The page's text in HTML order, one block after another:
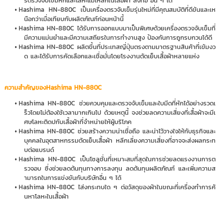
Hashima HN-880C เป็นเครื่องตรวจับเข็มรุ่นใหม่ที่มีคุณสมบัติที่ดีข้นและเห
นือกว่าเมื่อเทียบกับผลิตภัณฑ์ก่อนหน้านี้
Hashima HN-880C ได้รับการออกแบบมาเป็นพิเศษด้วยเครื่องตรวจจับเข็มที่
มีความแม่นยำและมีความเสถียรในการทำงานสูง ป้องกันการถูกรบกวนได้ดี
Hashima HN-880C ผลิตขึ้นที่ประเทสญี่ปุ่นตรงตามมาตรฐานสินค้าที่เข้มงว
ด และได้รับการคัดเลือกและเชื่อมั่นโดยโรงงานตัดเย็บเสื้อผ้าหลายแห่ง
ความสำคัญของHashima HN-880C
Hashima HN-880C ช่วยควบคุมและตรวจจับเข็มและใบมีดที่หักได้อย่างรวดเ
ร็วโดยไม่ต้องใช้เวลามากเกินไป ด้วยเหตุนี้ จงช่วยลดความเสี่ยงที่เสื้อผ้าจะมีเ
ศษโลหะติดปกับเสื้อผ้าที่จำหน่ายให้ผู้บริโภค
Hashima HN-880C ช่วยสร้างความน่าเชื่อถือ และน่าไว้วางใจให้กับธุรกิจและ
บุคคลในอุตสาหกรรมตัดเย็บเสื้อผ้า หลีกเลี่ยงความเสี่ยงที่อาจจะส่งผลกระท
บต่อแบรนด์
Hashima HN-880C เป็นโซลูชั่นที่เหมาะสมที่สุดในการช่วยลดแรงงานการต
รวจอบ ซึ่งช่วยลดต้นทุนทางการลงทุน ลดต้นทุนผลิตภัณฑ์ และเพิ่มความส
ามารถในการแข่งขันกับบริษัทอื่น ๆ ได้
Hashima HN-880C ไส่งกระทบใด ๆ ต่อวัสดุของผ้าในขณะที่เครื่องทำการค้
นหาโลหะในเสื้อผ้า